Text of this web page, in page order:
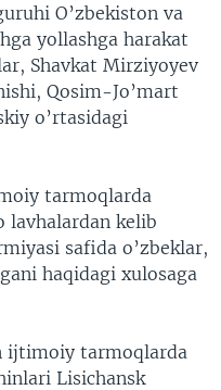
O’zbekiston va
yollashga harakat
Shavkat Mirziyoyev
Qosim-Jo’mart
o’rtasidagi
tarmoqlarda
lavhalardan kelib
safida o’zbeklar,
haqidagi xulosaga
ijtimoiy tarmoqlarda
Lisichansk